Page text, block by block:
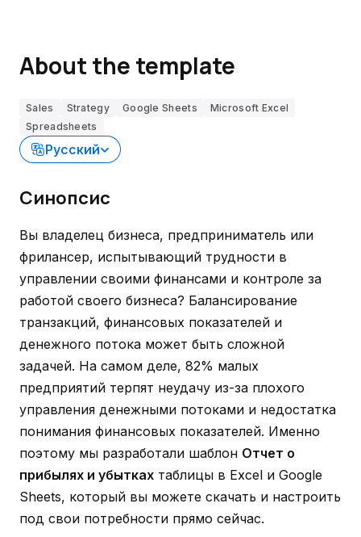
About the template
Sales Strategy Google Sheets
Microsoft Excel
Spreadsheets
Русский
Синопсис
Вы владелец бизнеса, предприниматель или
фрилансер, испытывающий трудности в
управлении своими финансами и контроле за
работой своего бизнеса? Балансирование
транзакций, финансовых показателей и
денежного потока может быть сложной
задачей. На самом деле, 82% малых
предприятий терпят неудачу из-за плохого
управления денежными потоками и недостатка
понимания финансовых показателей. Именно
поэтому мы разработали шаблон Отчет о
прибылях и убытках таблицы в Excel и Google
Sheets, который вы можете скачать и настроить
под свои потребности прямо сейчас.